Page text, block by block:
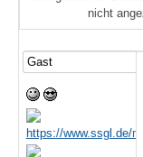
nicht